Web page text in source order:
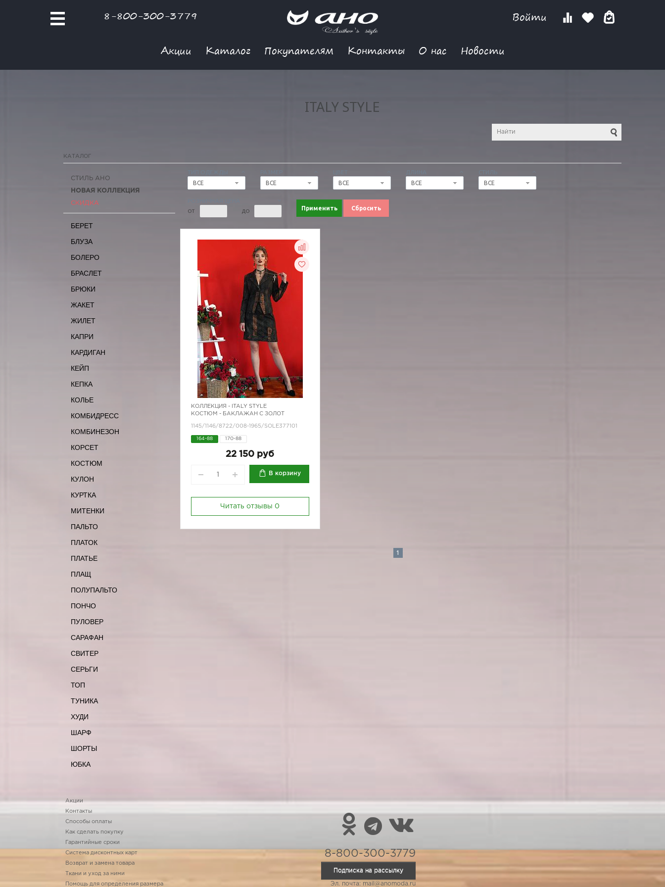
8-800-300-3779 Войти
Акции Каталог Покупателям Контакты О нас Новости
ITALY STYLE
КАТАЛОГ
ВСЕ
ВСЕ
ВСЕ
ВСЕ
СТИЛЬ
ВСЕ
ОТ ДО Применить Сбросить
СТИЛЬ АНО
НОВАЯ КОЛЛЕКЦИЯ
СКИДКА
БЕРЕТ
БЛУЗА
БОЛЕРО
БРАСЛЕТ
БРЮКИ
ЖАКЕТ
ЖИЛЕТ
КАПРИ
КАРДИГАН
КЕЙП
КЕПКА
КОЛЬЕ
КОМБИДРЕСС
КОМБИНЕЗОН
КОРСЕТ
КОСТЮМ
КУЛОН
КУРТКА
МИТЕНКИ
ПАЛЬТО
ПЛАТОК
ПЛАТЬЕ
ПЛАЩ
ПОЛУПАЛЬТО
ПОНЧО
ПУЛОВЕР
САРАФАН
СВИТЕР
СЕРЬГИ
ТОП
ТУНИКА
ХУДИ
ШАРФ
ШОРТЫ
ЮБКА
КОЛЛЕКЦИЯ -
ITALY STYLE
КОСТЮМ - БАКЛАЖАН С ЗОЛОТ
1145/1146/8722/008-1965/SOLE377101
164-88 170-88
22 150 руб
В корзину
Читать отзывы 0
1
Акции
Контакты
Способы оплаты
Как сделать покупку
Гарантийные сроки
Система дисконтных карт
Возврат и замена товара
Ткани и уход за ними
Помощь для определения размера
8-800-300-3779
Подписка на рассылку
Эл. почта: mail@anomoda.ru